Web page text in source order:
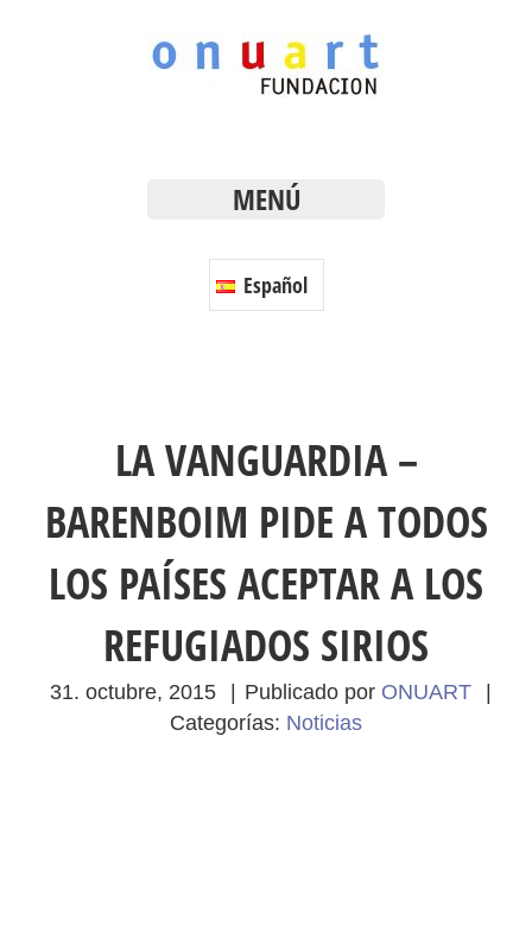
MENÚ
Español
LA VANGUARDIA –
BARENBOIM PIDE A TODOS
LOS PAÍSES ACEPTAR A LOS
REFUGIADOS SIRIOS
31. octubre, 2015 | Publicado por ONUART
|
Categorías: Noticias